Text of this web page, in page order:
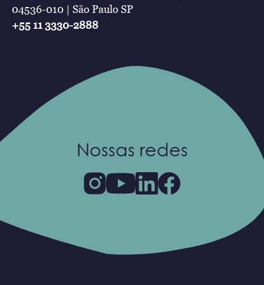
04536-010 | São Paulo SP
+55 11 3330-2888
Nossas redes